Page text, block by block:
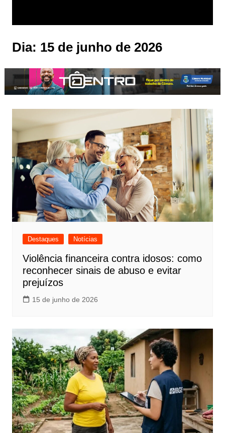
Dia: 15 de junho de 2026
Destaques Notícias
Violência financeira contra idosos: como
reconhecer sinais de abuso e evitar
prejuízos
15 de junho de 2026